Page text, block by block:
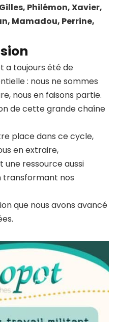
Philémon, Xavier,
Mamadou, Perrine,
a toujours été de
: nous ne sommes
nous en faisons partie.
de cette grande chaîne
place dans ce cycle,
en extraire,
ressource aussi
transformant nos
que nous avons avancé